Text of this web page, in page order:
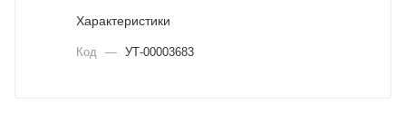
Характеристики
Код — УТ-00003683